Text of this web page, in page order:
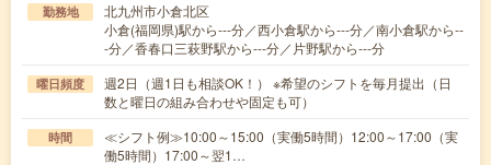
勤務地
北九州市小倉北区
小倉(福岡県)駅から---分／西小倉駅から---分／南小倉駅から--
-分／香春口三萩野駅から---分／片野駅から---分
曜日頻度
週2日（週1日も相談OK！） ※希望のシフトを毎月提出（日
数と曜日の組み合わせや固定も可）
時間
≪シフト例≫10:00～15:00（実働5時間）12:00～17:00（実
働5時間）17:00～翌1…